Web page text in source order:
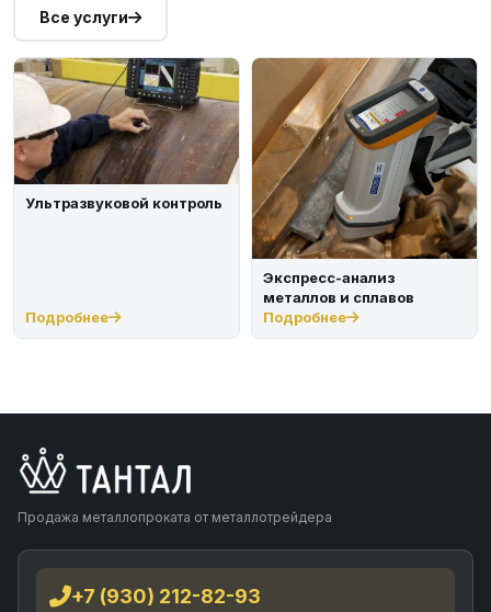
Все услуги
Ультразвуковой контроль
Подробнее
Экспресс-анализ
металлов и сплавов
Подробнее
Продажа металлопроката от металлотрейдера
+7 (930) 212-82-93